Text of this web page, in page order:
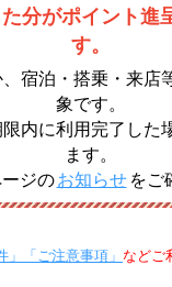
分がポイント進
す。
宿泊・搭乗・来店
象です。
内に利用完了した
ます。
ジの お知らせ をご
」「ご注意事項」 などご